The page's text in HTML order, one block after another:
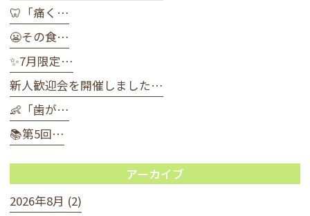
🦷「痛く…
😬その食…
✨7月限定…
新人歓迎会を開催しました…
👶「歯が…
📚第5回…
アーカイブ
2026年8月 (2)